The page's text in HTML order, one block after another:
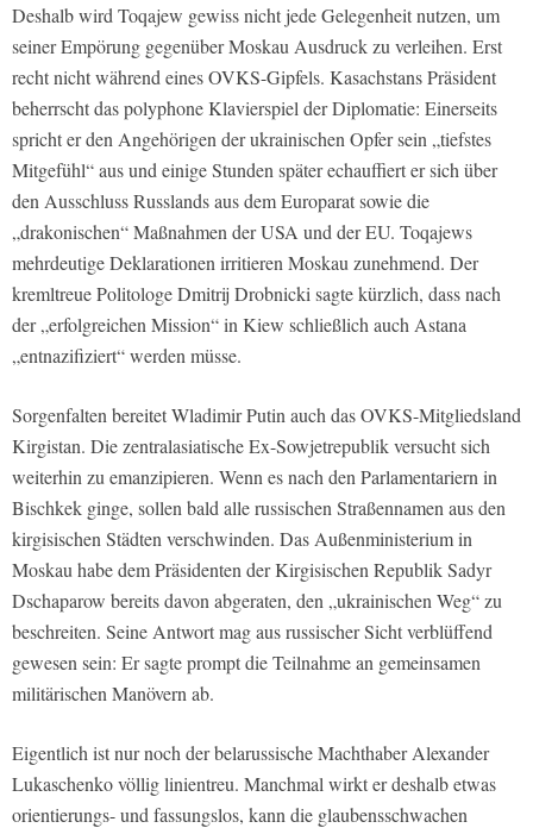
Deshalb wird Toqajew gewiss nicht jede Gelegenheit nutzen, um
seiner Empörung gegenüber Moskau Ausdruck zu verleihen. Erst
recht nicht während eines OVKS-Gipfels. Kasachstans Präsident
beherrscht das polyphone Klavierspiel der Diplomatie: Einerseits
spricht er den Angehörigen der ukrainischen Opfer sein „tiefstes
Mitgefühl“ aus und einige Stunden später echauffiert er sich über
den Ausschluss Russlands aus dem Europarat sowie die
„drakonischen“ Maßnahmen der USA und der EU. Toqajews
mehrdeutige Deklarationen irritieren Moskau zunehmend. Der
kremltreue Politologe Dmitrij Drobnicki sagte kürzlich, dass nach
der „erfolgreichen Mission“ in Kiew schließlich auch Astana
„entnazifiziert“ werden müsse.
Sorgenfalten bereitet Wladimir Putin auch das OVKS-Mitgliedsland
Kirgistan. Die zentralasiatische Ex-Sowjetrepublik versucht sich
weiterhin zu emanzipieren. Wenn es nach den Parlamentariern in
Bischkek ginge, sollen bald alle russischen Straßennamen aus den
kirgisischen Städten verschwinden. Das Außenministerium in
Moskau habe dem Präsidenten der Kirgisischen Republik Sadyr
Dschaparow bereits davon abgeraten, den „ukrainischen Weg“ zu
beschreiten. Seine Antwort mag aus russischer Sicht verblüffend
gewesen sein: Er sagte prompt die Teilnahme an gemeinsamen
militärischen Manövern ab.
Eigentlich ist nur noch der belarussische Machthaber Alexander
Lukaschenko völlig linientreu. Manchmal wirkt er deshalb etwas
orientierungs- und fassungslos, kann die glaubensschwachen